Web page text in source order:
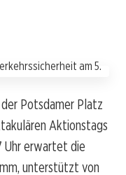
Potsdamer Platz
Aktionstags
Uhr erwartet die
unterstützt von